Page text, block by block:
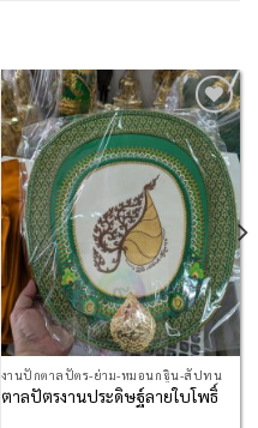
Add to
Wishlist
งานปักตาลปัตร-ย่าม-หมอนกฐิน-สัปทน
ตาลปัตรงานประดิษฐ์ลายใบโพธิ์